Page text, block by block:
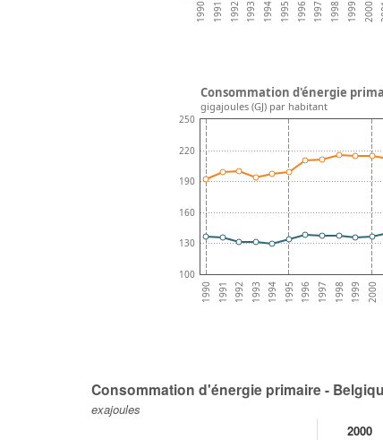
1990 1991 1992 1993 1994 1995 1996 1997 1998 1999 2000
1990 1991 1992 1993 1994 1995 1996 1997 1998 1999 2000
100
130
160
190
220
250
Consommation d'énergie
gigajoules (GJ) par habitant
Consommation d'énergie primaire -
exajoules
2000